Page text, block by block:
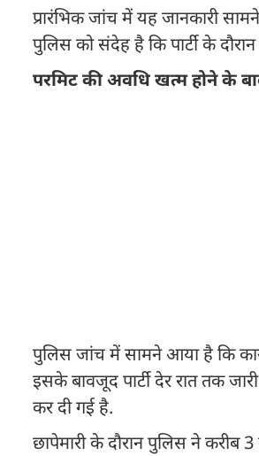
प्रारंभिक जांच में यह जानकारी
पुलिस को संदेह है कि पार्टी के
परमिट की अवधि खत्म होने के बाद
पुलिस जांच में सामने आया है कि
इसके बावजूद पार्टी देर रात तक
कर दी गई है.
छापेमारी के दौरान पुलिस ने करीब